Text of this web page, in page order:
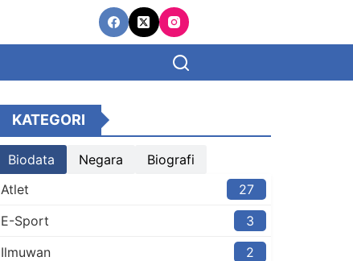
KATEGORI
Biodata Negara
Biografi
Atlet
27
E-Sport
3
Ilmuwan
2